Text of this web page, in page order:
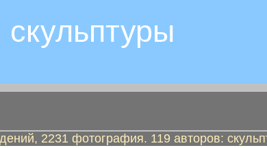
2231 фотография. 119 авторов: